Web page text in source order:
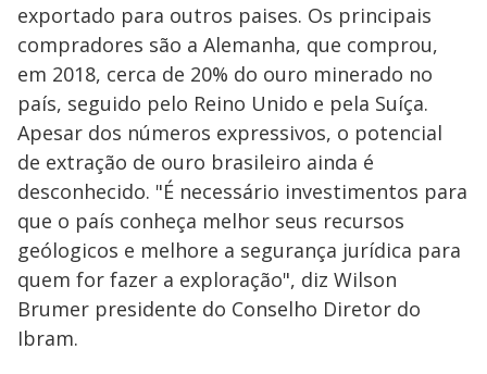
exportado para outros paises. Os principais
compradores são a Alemanha​, que comprou,
em 2018, cerca de 20% do ouro minerado no
país, seguido pelo Reino Unido e pela Suíça.
Apesar dos números expressivos, o potencial
de extração de ouro brasileiro ainda é
desconhecido. "É necessário investimentos para
que o país conheça melhor seus recursos
geólogicos e melhore a segurança jurídica para
quem for fazer a exploração", diz Wilson
Brumer presidente do Conselho Diretor do
Ibram.